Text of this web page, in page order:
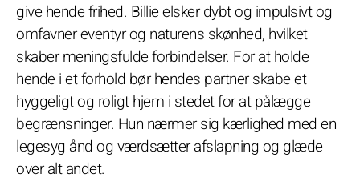
give hende frihed. Billie elsker dybt og impulsivt og
omfavner eventyr og naturens skønhed, hvilket
skaber meningsfulde forbindelser. For at holde
hende i et forhold bør hendes partner skabe et
hyggeligt og roligt hjem i stedet for at pålægge
begrænsninger. Hun nærmer sig kærlighed med en
legesyg ånd og værdsætter afslapning og glæde
over alt andet.